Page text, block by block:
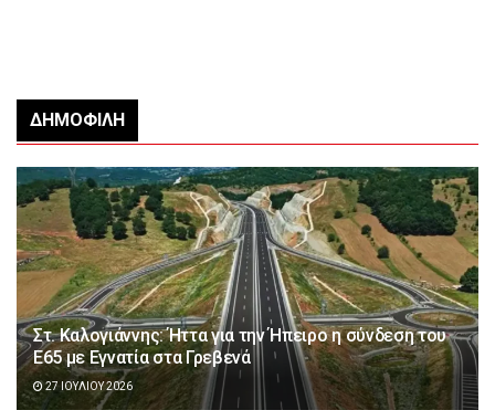
ΔΗΜΟΦΙΛΉ
Στ. Καλογιάννης: Ήττα για την Ήπειρο η σύνδεση του
Ε65 με Εγνατία στα Γρεβενά
27 ΙΟΥΛΊΟΥ 2026